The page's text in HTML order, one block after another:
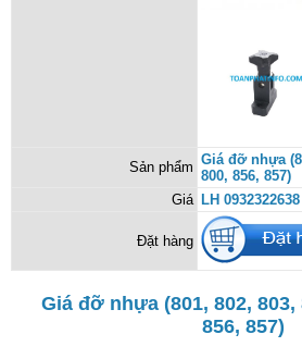
Sản phẩm Giá đỡ nhựa
800, 856, 857)
Giá LH 0932322638
Đặt hàng
Giá đỡ nhựa (801, 802, 803,
856, 857)